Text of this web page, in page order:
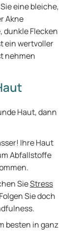
eine bleiche,
Akne
dunkle Flecken
ein wertvoller
nehmen
Haut, dann
Ihre Haut
Abfallstoffe
SieStress
Sie doch
besten in ganz